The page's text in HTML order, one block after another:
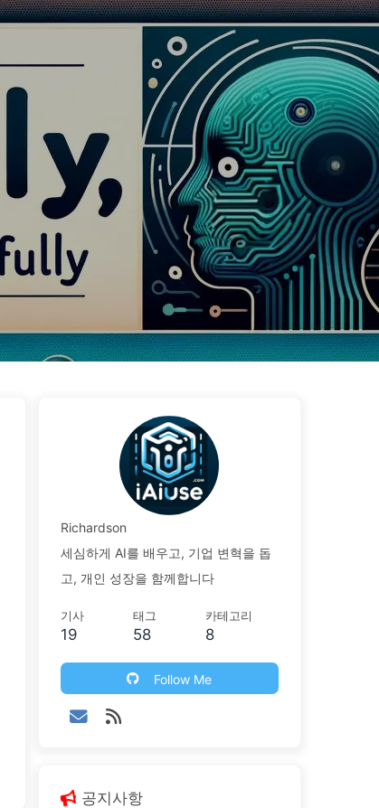
태그 카테고리 링크 소개 🇰🇷 한국어
Richardson
세심하게 AI를 배우고, 기업 변혁을 돕
고, 개인 성장을 함께합니다
기사
19
태그
58
카테고리
8
Follow Me
공지사항